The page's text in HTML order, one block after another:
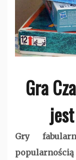
Gra
Gry
popularnością